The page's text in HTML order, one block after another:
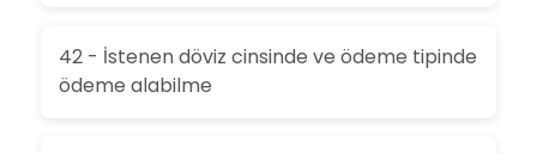
42 - İstenen döviz cinsinde ve ödeme tipinde
ödeme alabilme